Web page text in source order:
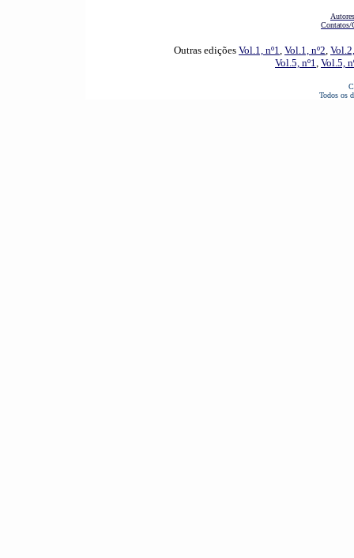
Outras edições Vol.1, nº1, Vol.1, nº2,
Vol.5, nº1, Vol.5,
Todos os